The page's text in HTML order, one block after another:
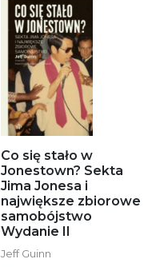
Co się stało w
Jonestown? Sekta
Jima Jonesa i
największe zbiorowe
samobójstwo
Wydanie II
Jeff Guinn